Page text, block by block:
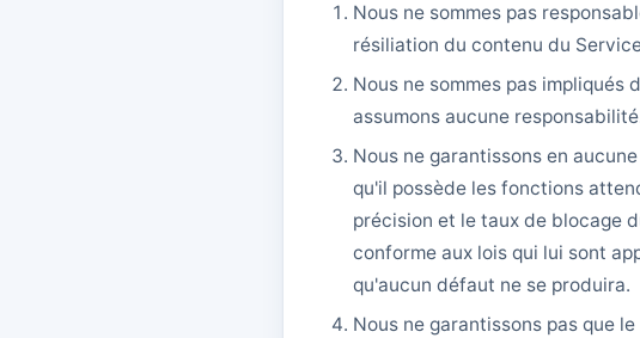
Nous ne sommes pas
résiliation du contenu du
Nous ne sommes pas
assumons aucune
Nous ne garantissons en
qu'il possède les fonctions
précision et le taux de blocage
conforme aux lois qui lui sont
qu'aucun défaut ne se produira.
Nous ne garantissons pas que